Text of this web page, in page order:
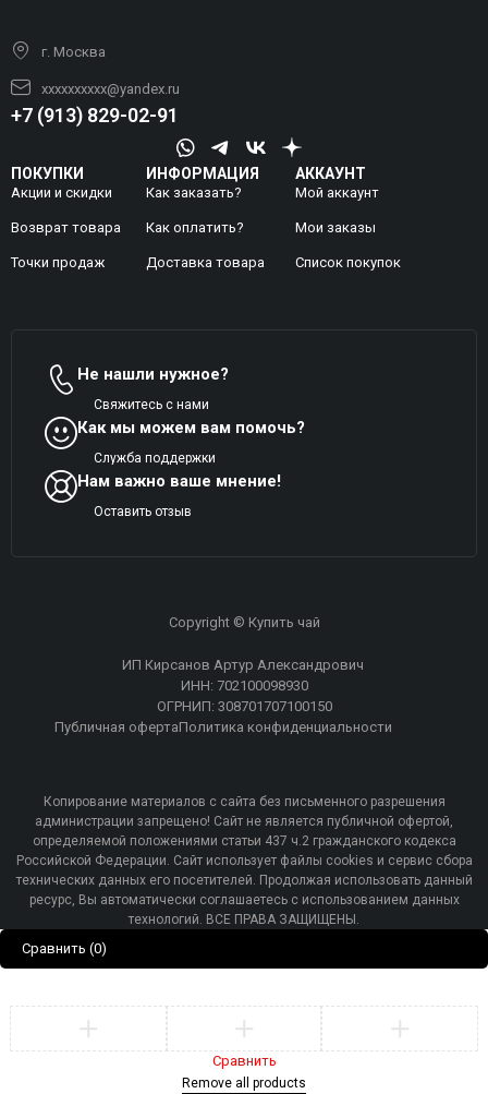
г. Москва
xxxxxxxxxx@yandex.ru
+7 (913) 829-02-91
ПОКУПКИ
Акции и скидки
Возврат товара
Точки продаж
ИНФОРМАЦИЯ
Как заказать?
Как оплатить?
Доставка товара
АККАУНТ
Мой аккаунт
Mои заказы
Список покупок
Не нашли нужное?
Свяжитесь с нами
Как мы можем вам помочь?
Служба поддержки
Нам важно ваше мнение!
Оставить отзыв
Copyright © Купить чай
ИП Кирсанов Артур Александрович
ИНН: 702100098930
ОГРНИП: 308701707100150
Публичная офертаПолитика конфиденциальности
Копирование материалов с сайта без письменного разрешения
администрации запрещено! Сайт не является публичной офертой,
определяемой положениями статьи 437 ч.2 гражданского кодекса
Российской Федерации. Сайт использует файлы cookies и сервис сбора
технических данных его посетителей. Продолжая использовать данный
ресурс, Вы автоматически соглашаетесь с использованием данных
технологий. ВСЕ ПРАВА ЗАЩИЩЕНЫ.
Сравнить (0)
Сравнить
Remove all products